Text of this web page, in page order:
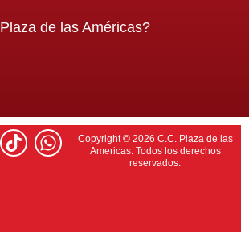
Plaza de las Américas?
Copyright © 2026 C.C. Plaza de las
Americas. Todos los derechos
reservados.